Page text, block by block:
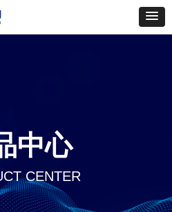
中心
CENTER